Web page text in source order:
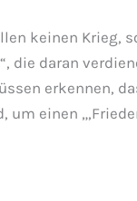
keinen Krieg,
die daran
erkennen,
um einen